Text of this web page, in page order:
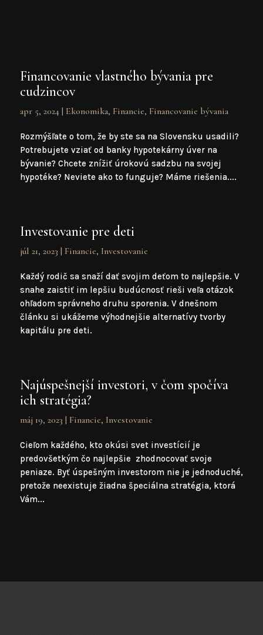
Financovanie vlastného bývania pre
cudzincov
apr 5, 2024| Ekonomika, Financie, Financovanie bývania
Rozmýšľate o tom, že by ste sa na Slovensku usadili?
Potrebujete vziať od banky hypotekárny úver na
bývanie? Chcete znížiť úrokovú sadzbu na svojej
hypotéke? Neviete ako to funguje? Máme riešenia....
Investovanie pre deti
júl 21, 2023 | Financie, Investovanie
Každý rodič sa snaží dať svojim deťom to najlepšie. V
snahe zaistiť im lepšiu budúcnosť rieši veľa otázok
ohľadom správneho druhu sporenia. V dnešnom
článku si ukážeme výhodnejšie alternatívy tvorby
kapitálu pre deti.
Najúspešnejší investori, v čom spočíva
ich stratégia?
máj 19, 2023 | Financie, Investovanie
Cieľom každého, kto okúsi svet investícií je
predovšetkým čo najlepšie zhodnocovať svoje
peniaze. Byť úspešným investorom nie je jednoduché,
pretože neexistuje žiadna špeciálna stratégia, ktorá
Vám...